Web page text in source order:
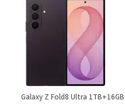
Galaxy Z Fold8 Ultra 1TB+16GB